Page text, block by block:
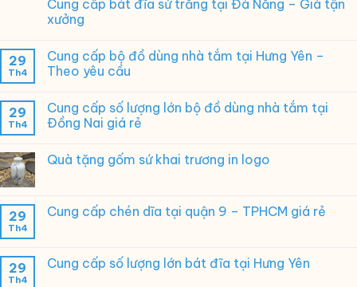
Cung cấp bát đĩa sứ trắng tại Đà Nẵng – Giá tận
xưởng
29
Th4
Cung cấp bộ đồ dùng nhà tắm tại Hưng Yên –
Theo yêu cầu
29
Th4
Cung cấp số lượng lớn bộ đồ dùng nhà tắm tại
Đồng Nai giá rẻ
Quà tặng gốm sứ khai trương in logo
29
Th4
Cung cấp chén dĩa tại quận 9 – TPHCM giá rẻ
29
Th4
Cung cấp số lượng lớn bát đĩa tại Hưng Yên